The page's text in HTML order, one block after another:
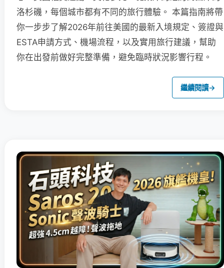
洛杉磯，每個城市都有不同的旅行體驗。 本篇指南將帶
你一步步了解2026年前往美國的最新入境規定、簽證與
ESTA申請方式、機場流程，以及實用旅行建議，幫助
你在出發前做好完整準備，避免臨時狀況影響行程。
繼續閱讀→